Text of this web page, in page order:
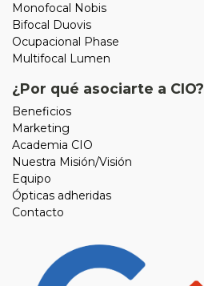
Monofocal Nobis
Bifocal Duovis
Ocupacional Phase
Multifocal Lumen
¿Por qué asociarte a CIO?
Beneficios
Marketing
Academia CIO
Nuestra Misión/Visión
Equipo
Ópticas adheridas
Contacto